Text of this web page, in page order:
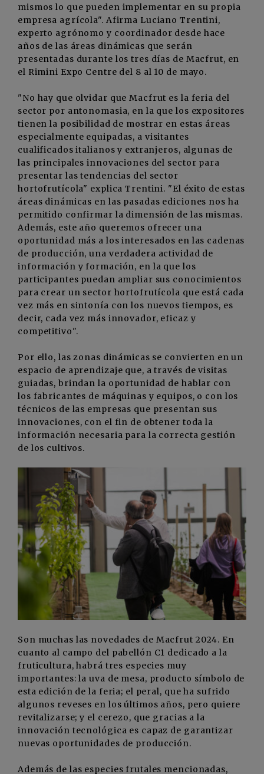
mismos lo que pueden implementar en su propia
empresa agrícola". Afirma Luciano Trentini,
experto agrónomo y coordinador desde hace
años de las áreas dinámicas que serán
presentadas durante los tres días de Macfrut, en
el Rimini Expo Centre del 8 al 10 de mayo.
"No hay que olvidar que Macfrut es la feria del
sector por antonomasia, en la que los expositores
tienen la posibilidad de mostrar en estas áreas
especialmente equipadas, a visitantes
cualificados italianos y extranjeros, algunas de
las principales innovaciones del sector para
presentar las tendencias del sector
hortofrutícola" explica Trentini. "El éxito de estas
áreas dinámicas en las pasadas ediciones nos ha
permitido confirmar la dimensión de las mismas.
Además, este año queremos ofrecer una
oportunidad más a los interesados en las cadenas
de producción, una verdadera actividad de
información y formación, en la que los
participantes puedan ampliar sus conocimientos
para crear un sector hortofrutícola que está cada
vez más en sintonía con los nuevos tiempos, es
decir, cada vez más innovador, eficaz y
competitivo".
Por ello, las zonas dinámicas se convierten en un
espacio de aprendizaje que, a través de visitas
guiadas, brindan la oportunidad de hablar con
los fabricantes de máquinas y equipos, o con los
técnicos de las empresas que presentan sus
innovaciones, con el fin de obtener toda la
información necesaria para la correcta gestión
de los cultivos.
Son muchas las novedades de Macfrut 2024. En
cuanto al campo del pabellón C1 dedicado a la
fruticultura, habrá tres especies muy
importantes: la uva de mesa, producto símbolo de
esta edición de la feria; el peral, que ha sufrido
algunos reveses en los últimos años, pero quiere
revitalizarse; y el cerezo, que gracias a la
innovación tecnológica es capaz de garantizar
nuevas oportunidades de producción.
Además de las especies frutales mencionadas,